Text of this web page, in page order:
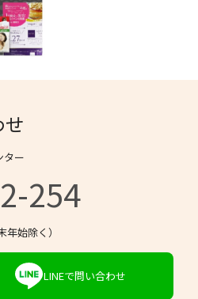
ター
254
始除く）
LINEで問い合わせ